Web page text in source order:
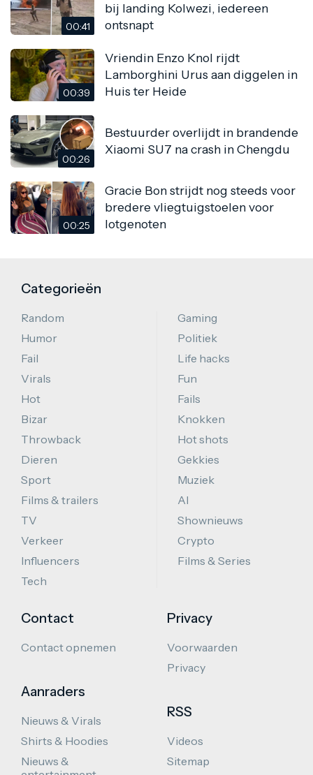
00:41
bij landing Kolwezi, iedereen
ontsnapt
00:39
Vriendin Enzo Knol rijdt
Lamborghini Urus aan diggelen in
Huis ter Heide
00:26
Bestuurder overlijdt in brandende
Xiaomi SU7 na crash in Chengdu
00:25
Gracie Bon strijdt nog steeds voor
bredere vliegtuigstoelen voor
lotgenoten
Categorieën
Random
Humor
Fail
Virals
Hot
Bizar
Throwback
Dieren
Sport
Films & trailers
TV
Verkeer
Influencers
Tech
Gaming
Politiek
Life hacks
Fun
Fails
Knokken
Hot shots
Gekkies
Muziek
AI
Shownieuws
Crypto
Films & Series
Contact
Contact opnemen
Aanraders
Nieuws & Virals
Shirts & Hoodies
Nieuws &
Privacy
Voorwaarden
Privacy
RSS
Videos
Sitemap